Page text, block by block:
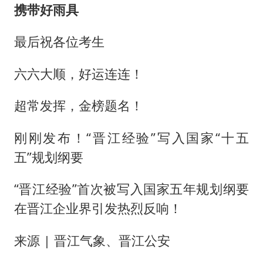
携带好雨具
最后祝各位考生
六六大顺，好运连连！
超常发挥，金榜题名！
刚刚发布！“晋江经验”写入国家“十五
五”规划纲要
“晋江经验”首次被写入国家五年规划纲要
在晋江企业界引发热烈反响！
来源 | 晋江气象、晋江公安